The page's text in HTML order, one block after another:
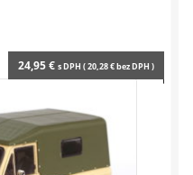
24,95€ s DPH (20,28€bez DPH )